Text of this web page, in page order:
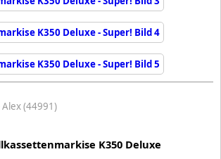
(44991)
K350 Deluxe